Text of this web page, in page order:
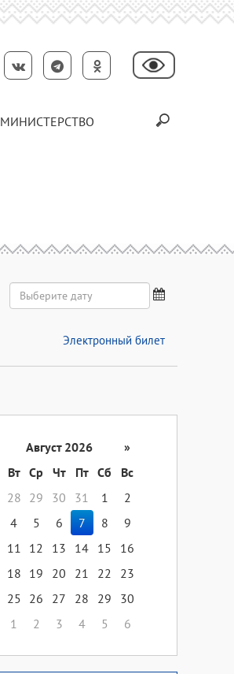
МИНИСТЕРСТВО
Электронный билет
Август 2026
»
Вт Ср Чт Пт Сб
Вс
28 29 30 31 1
2
4 5 6 7 8
9
11 12 13 14 15
16
18 19 20 21 22
23
25 26 27 28 29
30
1 2 3 4 5 6